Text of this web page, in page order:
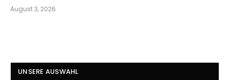
August 3, 2026
UNSERE AUSWAHL